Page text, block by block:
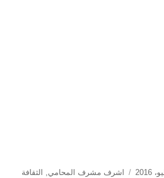
التصنيفات
اشرف مشرف المحامي,
الثقافة